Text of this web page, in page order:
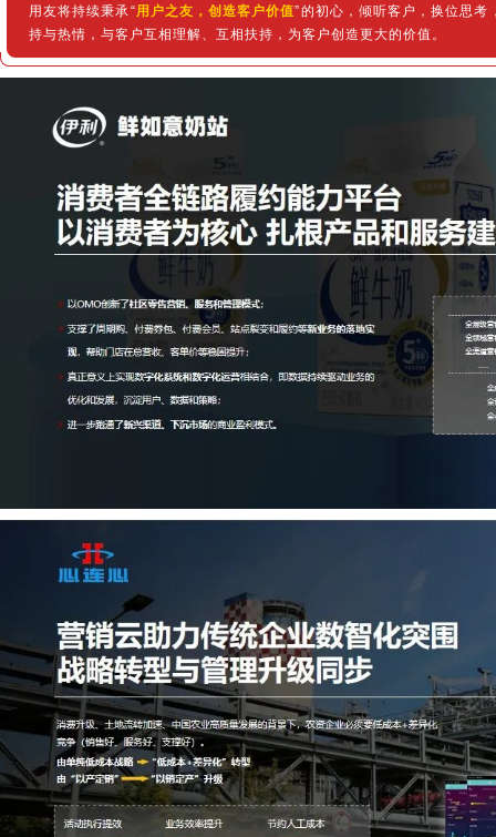
用友将持续秉承“用户之友，创造客户价值”的初心，倾听客户，换位思考
持与热情，与客户互相理解、互相扶持，为客户创造更大的价值。